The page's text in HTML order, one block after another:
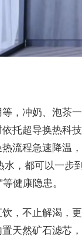
，冲奶、泡茶一
托超导换热科
流程急速降温
，都可以一步
健康隐患。
，不止解渴，
天然矿石滤芯